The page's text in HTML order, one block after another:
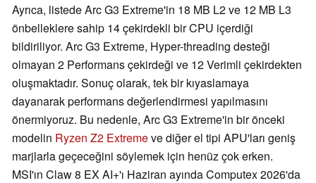
Ayrıca, listede Arc G3 Extreme'in 18 MB L2 ve 12 MB L3
önbelleklere sahip 14 çekirdekli bir CPU içerdiği
bildiriliyor. Arc G3 Extreme, Hyper-threading desteği
olmayan 2 Performans çekirdeği ve 12 Verimli çekirdekten
oluşmaktadır. Sonuç olarak, tek bir kıyaslamaya
dayanarak performans değerlendirmesi yapılmasını
önermiyoruz. Bu nedenle, Arc G3 Extreme'in bir önceki
modelin Ryzen Z2 Extremeve diğer el tipi APU'ları geniş
marjlarla geçeceğini söylemek için henüz çok erken.
MSI'ın Claw 8 EX AI+'ı Haziran ayında Computex 2026'da